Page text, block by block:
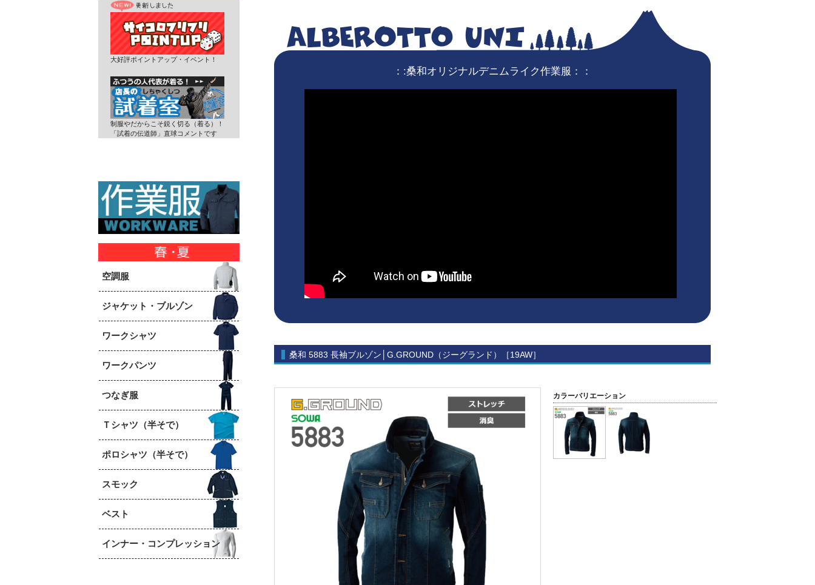
大好評ポイントアップ・イベント！
制服やだからこそ鋭く切る（着る）！
「試着の伝道師」直球コメントです
空調服
ジャケット・ブルゾン
ワークシャツ
ワークパンツ
つなぎ服
Ｔシャツ（半そで）
ポロシャツ（半そで）
スモック
ベスト
インナー・コンプレッション
：:桑和オリジナルデニムライク作業服：：
桑和 5883 長袖ブルゾン│G.GROUND（ジーグランド）［19AW］
カラーバリエーション